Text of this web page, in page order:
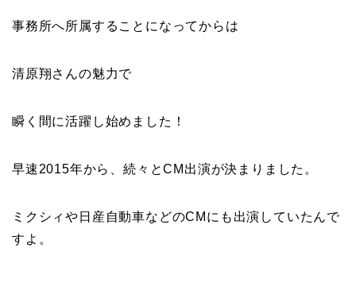
事務所へ所属することになってからは
清原翔さんの魅力で
瞬く間に活躍し始めました！
早速2015年から、続々とCM出演が決まりました。
ミクシィや日産自動車などのCMにも出演していたんで
すよ。